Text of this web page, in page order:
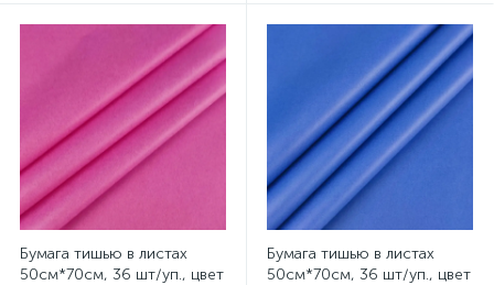
Бумага тишью в листах
50см*70см, 36 шт/уп., цвет
Бумага тишью в листах
50см*70см, 36 шт/уп., цвет